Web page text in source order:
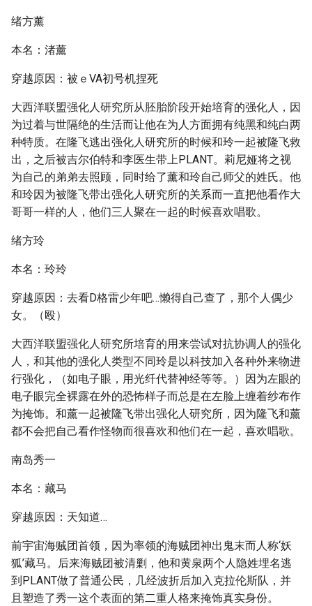
绪方薰
本名：渚薰
穿越原因：被ｅVA初号机捏死
大西洋联盟强化人研究所从胚胎阶段开始培育的强化人，因
为过着与世隔绝的生活而让他在为人方面拥有纯黑和纯白两
种特质。在隆飞逃出强化人研究所的时候和玲一起被隆飞救
出，之后被吉尔伯特和李医生带上PLANT。莉尼娅将之视
为自己的弟弟去照顾，同时给了薰和玲自己师父的姓氏。他
和玲因为被隆飞带出强化人研究所的关系而一直把他看作大
哥哥一样的人，他们三人聚在一起的时候喜欢唱歌。
绪方玲
本名：玲玲
穿越原因：去看D格雷少年吧…懒得自己查了，那个人偶少
女。（殴）
大西洋联盟强化人研究所培育的用来尝试对抗协调人的强化
人，和其他的强化人类型不同玲是以科技加入各种外来物进
行强化，（如电子眼，用光纤代替神经等等。）因为左眼的
电子眼完全裸露在外的恐怖样子而总是在左脸上缠着纱布作
为掩饰。和薰一起被隆飞带出强化人研究所，因为隆飞和薰
都不会把自己看作怪物而很喜欢和他们在一起，喜欢唱歌。
南岛秀一
本名：藏马
穿越原因：天知道…
前宇宙海贼团首领，因为率领的海贼团神出鬼末而人称‘妖
狐’藏马。后来海贼团被清剿，他和黄泉两个人隐姓埋名逃
到PLANT做了普通公民，几经波折后加入克拉伦斯队，并
且塑造了秀一这个表面的第二重人格来掩饰真实身份。